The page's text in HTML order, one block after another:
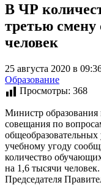
В ЧР
третью смену
человек
25 августа 2020 в
Образование
Просмотры: 368
Министр
совещания по
учебному угоду
количество
на 1,6 тысячи
Председателя